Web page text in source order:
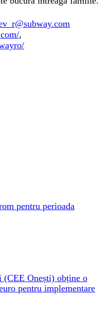
,
pentru perioada
Onești) obține o
pentru implementare